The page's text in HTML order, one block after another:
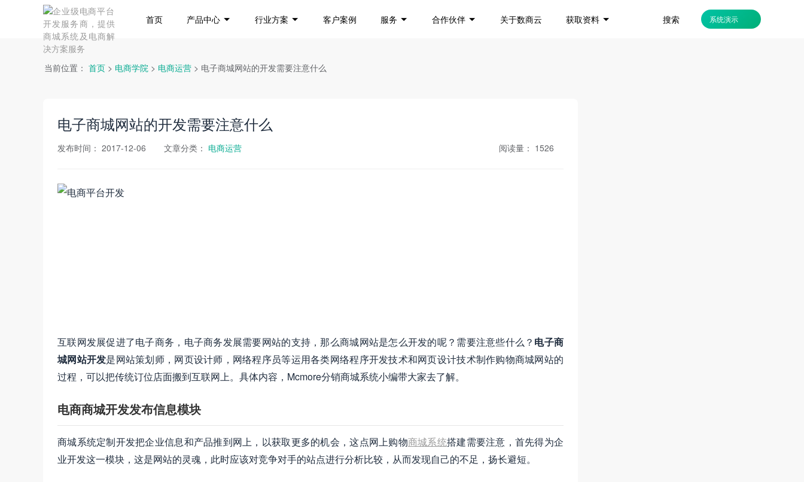
首页 产品中心 行业方案 客户案例 服务 合作伙伴 关于数商云 获取资料 搜索 系统演示
当前位置： 首页 > 电商学院 > 电商运营 > 电子商城网站的开发需要注意什么
电子商城网站的开发需要注意什么
发布时间： 2017-12-06 文章分类： 电商运营 阅读量： 1526
互联网发展促进了电子商务，电子商务发展需要网站的支持，那么商城网站是怎么开发的呢？需要注意些什么？ 电子商
城网站开发是网站策划师，网页设计师，网络程序员等运用各类网络程序开发技术和网页设计技术制作购物商城网站的
过程，可以把传统订位店面搬到互联网上。具体内容，Mcmore分销商城系统小编带大家去了解。
电商商城开发发布信息模块
商城系统定制开发把企业信息和产品推到网上，以获取更多的机会，这点网上购物商城系统搭建需要注意，首先得为企
业开发这一模块，这是网站的灵魂，此时应该对竞争对手的站点进行分析比较，从而发现自己的不足，扬长避短。